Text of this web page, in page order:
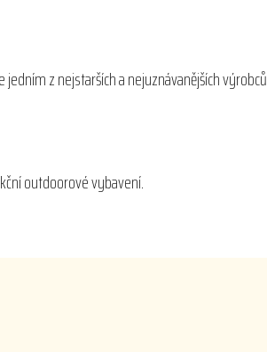
z nejstarších a nejuznávanějších výrobců
outdoorové vybavení.